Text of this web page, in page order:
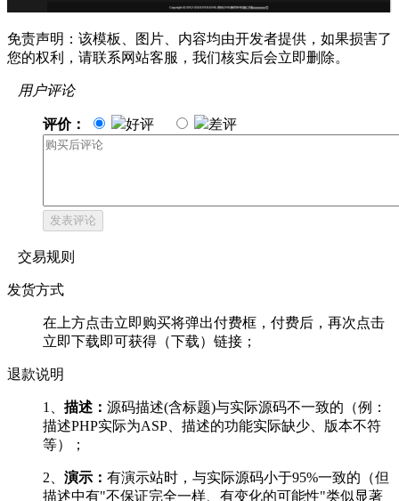
免责声明：该模板、图片、内容均由开发者提供，如果损害了
您的权利，请联系网站客服，我们核实后会立即删除。
用户评论
评价： 好评 差评
发表评论
交易规则
发货方式
在上方点击立即购买将弹出付费框，付费后，再次点击
立即下载即可获得（下载）链接；
退款说明
1、 描述： 源码描述(含标题)与实际源码不一致的（例：
描述PHP实际为ASP、描述的功能实际缺少、版本不符
等）；
2、 演示： 有演示站时，与实际源码小于95%一致的（但
描述中有"不保证完全一样、有变化的可能性"类似显著